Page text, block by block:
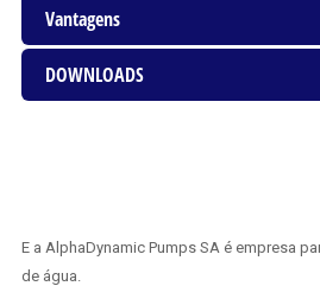
Vantagens
DOWNLOADS
E a AlphaDynamic Pumps SA é empresa
de água.